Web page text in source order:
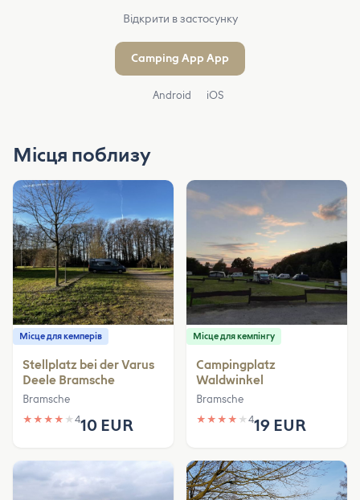
Відкрити в застосунку
Camping App App
Android iOS
Місця поблизу
Місце для кемперів
Stellplatz bei der Varus
Deele Bramsche
Bramsche
★ ★ ★ ★ ★ 410 EUR
Місце для кемпінгу
Campingplatz
Waldwinkel
Bramsche
★ ★ ★ ★ ★ 419 EUR